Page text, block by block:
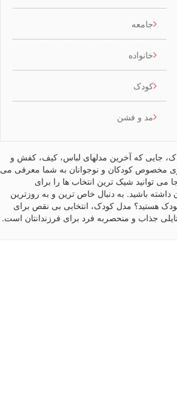
جامعه
خانواده
کودک
مد و فشن
جایی که آخرین مدلهای لباس، کیف، کفش و
مخصوص کودکان و نوجوانان به شما معرفی می
می توانید شیک ترین انتخاب ها را برای
داشته باشید. به دنبال خاص ترین و به روزترین
هستید؟ مدل کودک، انتخابی بی نقص برای
جذاب و منحصربه فرد برای فرزندانتان است.